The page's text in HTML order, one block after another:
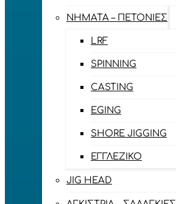
ΝΉΜΑΤΑ – ΠΕΤΟΝΙΈΣ
LRF
SPINNING
CASTING
EGING
SHORE JIGGING
ΕΓΓΛΈΖΙΚΟ
JIG HEAD